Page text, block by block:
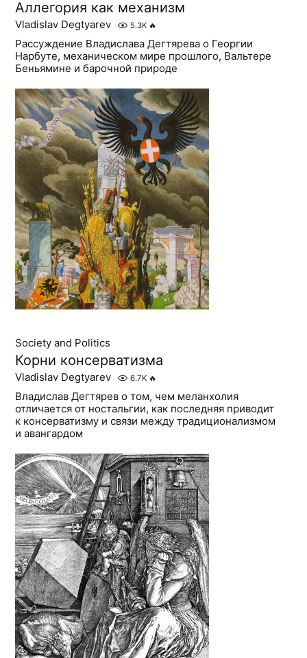
Аллегория как механизм
Vladislav Degtyarev 5.3K 🔥
Рассуждение Владислава Дегтярева о Георгии
Нарбуте, механическом мире прошлого, Вальтере
Беньямине и барочной природе
Society and Politics
Корни консерватизма
Vladislav Degtyarev 6.7K 🔥
Владислав Дегтярев о том, чем меланхолия
отличается от ностальгии, как последняя приводит
к консерватизму и связи между традиционализмом
и авангардом